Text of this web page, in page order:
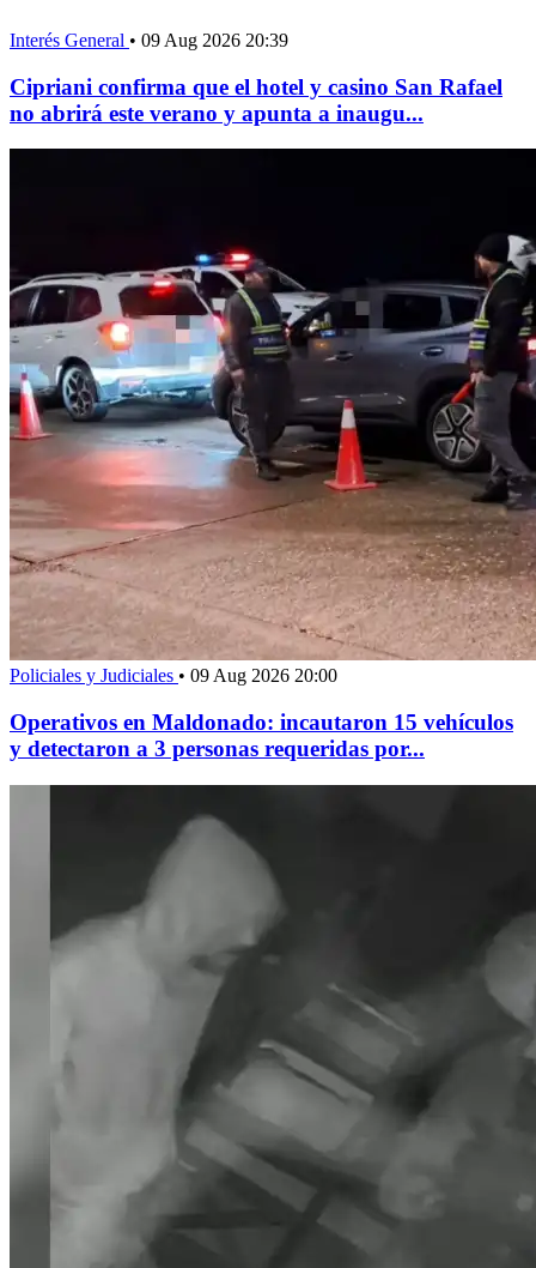
Interés General • 09 Aug 2026 20:39
Cipriani confirma que el hotel y casino San Rafael
no abrirá este verano y apunta a inaugu...
Policiales y Judiciales • 09 Aug 2026 20:00
Operativos en Maldonado: incautaron 15 vehículos
y detectaron a 3 personas requeridas por...